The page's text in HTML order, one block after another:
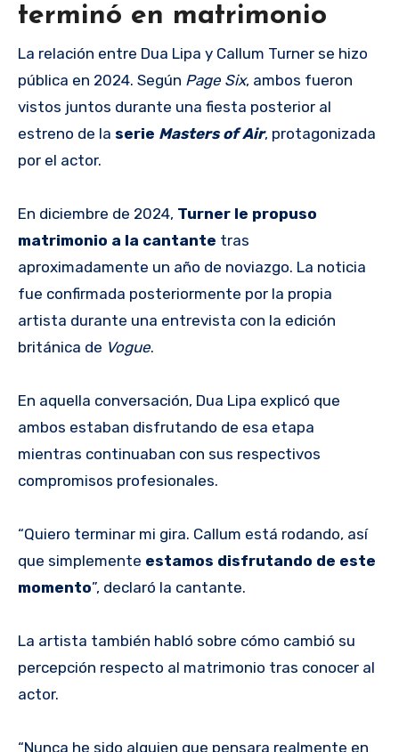
terminó en matrimonio
La relación entre Dua Lipa y Callum Turner se hizo
pública en 2024. Según Page Six, ambos fueron
vistos juntos durante una fiesta posterior al
estreno de la serie Masters of Air, protagonizada
por el actor.
En diciembre de 2024, Turner le propuso
matrimonio a la cantante tras
aproximadamente un año de noviazgo. La noticia
fue confirmada posteriormente por la propia
artista durante una entrevista con la edición
británica de Vogue.
En aquella conversación, Dua Lipa explicó que
ambos estaban disfrutando de esa etapa
mientras continuaban con sus respectivos
compromisos profesionales.
“Quiero terminar mi gira. Callum está rodando, así
que simplemente estamos disfrutando de este
momento”, declaró la cantante.
La artista también habló sobre cómo cambió su
percepción respecto al matrimonio tras conocer al
actor.
“Nunca he sido alguien que pensara realmente en